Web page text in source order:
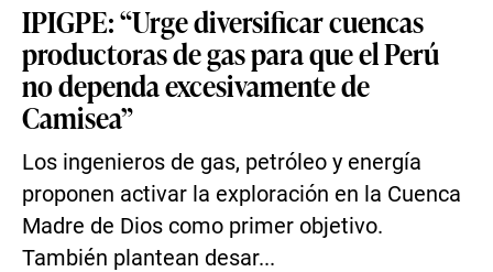
IPIGPE: “Urge diversificar cuencas
productoras de gas para que el Perú
no dependa excesivamente de
Camisea”
Los ingenieros de gas, petróleo y energía
proponen activar la exploración en la Cuenca
Madre de Dios como primer objetivo.
También plantean desar...